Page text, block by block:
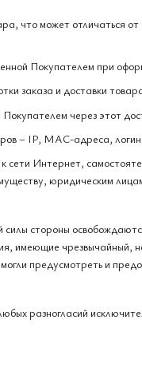
что может отличаться
Покупателем при
заказа и доставки
через этот
– IP, MAC-адреса,
сети Интернет,
юридическим
стороны
имеющие
предусмотреть и
разногласий